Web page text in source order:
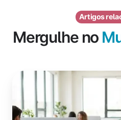
Artigos
Mergulhe no
que
impressão